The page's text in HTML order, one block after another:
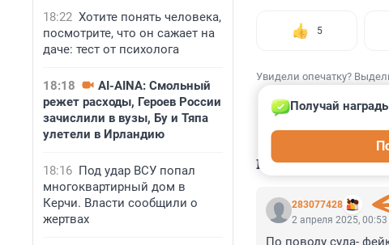
18:22 Хотите понять человека,
посмотрите, что он сажает на
даче: тест от психолога
18:18
AI-AINA: Смольный
режет расходы, Героев России
зачислили в вузы, Бу и Тяпа
улетели в Ирландию
18:16 Под удар ВСУ попал
многоквартирный дом в
Керчи. Власти сообщили о
жертвах
5
Увидели опечатку?
КОММЕНТАРИИ
283077428
Получай
2 апреля 2025, 00:53
По поводу суда-